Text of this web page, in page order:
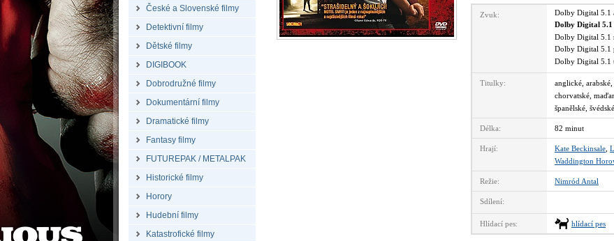
České a Slovenské filmy
Detektivní filmy
Dětské filmy
DIGIBOOK
Dobrodružné filmy
Dokumentární filmy
Dramatické filmy
Fantasy filmy
FUTUREPAK / METALPAK
Historické filmy
Horory
Hudební filmy
Katastrofické filmy
Zvuk:
Dolby Digital 5.1
Dolby Digital 5.1
Dolby Digital 5.1
Dolby Digital 5.1
Dolby Digital 5.1
Titulky: anglické, arabské,
chorvatské,
španělské,
Délka: 82 minut
Hrají: Kate Beckinsale
Waddington
Režie: Nimród Antal
Sdílení:
Hlídací pes: hlídací pes